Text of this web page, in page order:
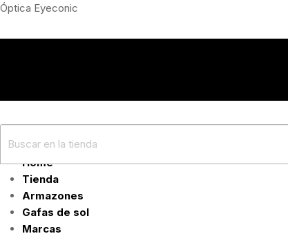
Óptica Eyeconic
Home
Tienda
Armazones
Gafas de sol
Marcas